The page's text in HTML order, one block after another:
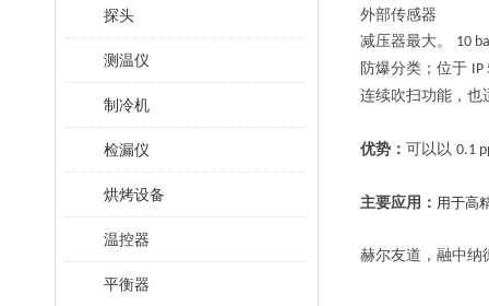
探头
测温仪
制冷机
检漏仪
烘烤设备
温控器
平衡器
外部传感器
减压器最大。
10
防爆分类；位于 IP
连续吹扫功能，也
优势： 可以以 0.1
主要应用： 用于高
赫尔友道，融中纳